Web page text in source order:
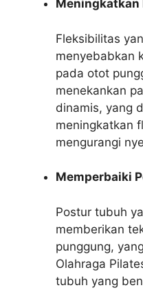
Fleksibilitas
menyebabkan
pada otot
menekankan
dinamis, yang
meningkatkan
mengurangi
Memperbaiki
Postur tubuh
memberikan
punggung,
Olahraga
tubuh yang